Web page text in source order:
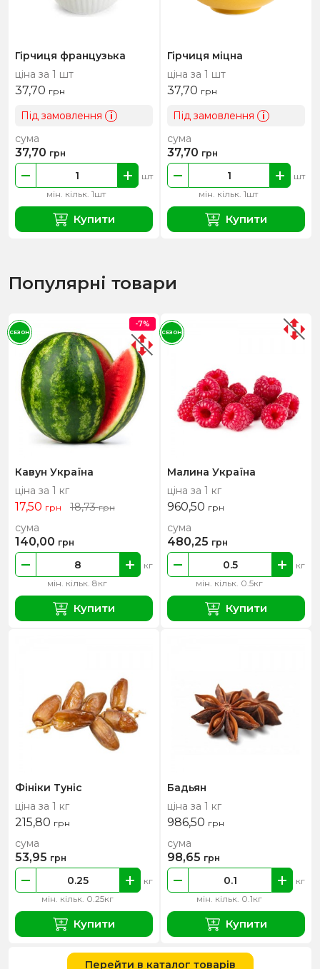
Гірчиця французька
ціна за 1 шт
37,70 грн
Під замовлення i
мін. кільк. 1шт
шт
сума
37,70 грн
Купити
Гірчиця міцна
ціна за 1 шт
37,70 грн
Під замовлення i
мін. кільк. 1шт
шт
сума
37,70 грн
Купити
Популярні товари
Кавун Україна
ціна за 1 кг
17,50 грн 18,73грн
мін. кільк. 8кг
кг
сума
140,00 грн
Купити
-7%
СЕЗОН
Малина Україна
ціна за 1 кг
960,50 грн
мін. кільк. 0.5кг
кг
сума
480,25 грн
Купити
СЕЗОН
Фініки Туніс
ціна за 1 кг
215,80 грн
мін. кільк. 0.25кг
кг
сума
53,95 грн
Купити
Бадьян
ціна за 1 кг
986,50 грн
мін. кільк. 0.1кг
кг
сума
98,65 грн
Купити
Перейти в каталог товарів